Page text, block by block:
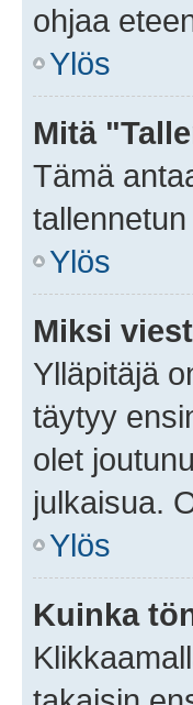
ohjaa
Ylös
Mitä
Tämä
Ylös
Miksi
Ylläpitäjä
täytyy
olet
julkaisua.
Ylös
Kuinka